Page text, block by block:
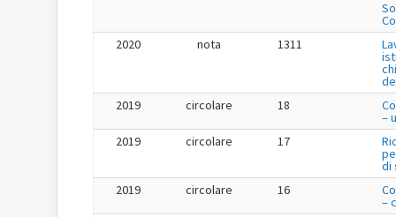
2020
nota 1311
2019
circolare 18
–
2019
circolare 17
di
2019
circolare 16
–